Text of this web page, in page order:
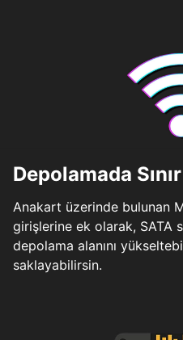
Depolamada
Anakart üzerinde bulunan
girişlerine ek olarak, SATA
depolama alanını
saklayabilirsin.